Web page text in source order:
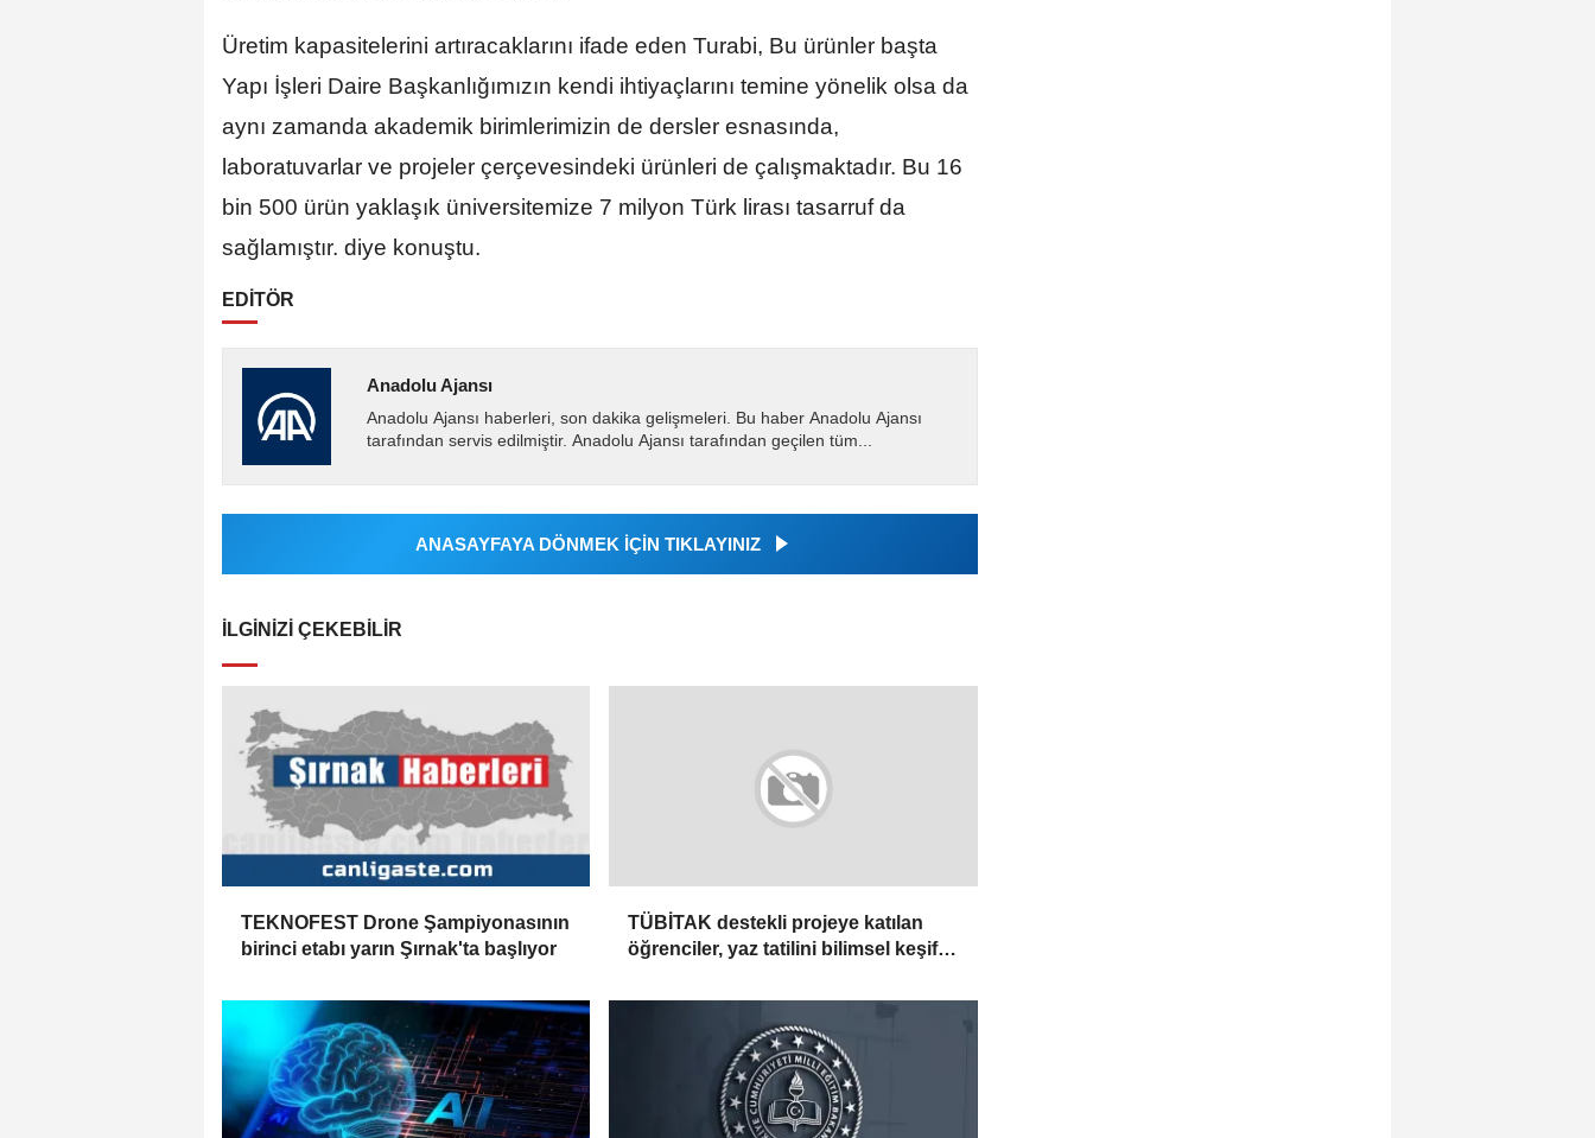
Üretim kapasitelerini artıracaklarını ifade eden Turabi, Bu ürünler başta
Yapı İşleri Daire Başkanlığımızın kendi ihtiyaçlarını temine yönelik olsa da
aynı zamanda akademik birimlerimizin de dersler esnasında,
laboratuvarlar ve projeler çerçevesindeki ürünleri de çalışmaktadır. Bu 16
bin 500 ürün yaklaşık üniversitemize 7 milyon Türk lirası tasarruf da
sağlamıştır. diye konuştu.
EDİTÖR
Anadolu Ajansı
Anadolu Ajansı haberleri, son dakika gelişmeleri. Bu haber Anadolu Ajansı
tarafından servis edilmiştir. Anadolu Ajansı tarafından geçilen tüm...
ANASAYFAYA DÖNMEK İÇİN TIKLAYINIZ
İLGINIZI ÇEKEBILIR
TEKNOFEST Drone Şampiyonasının
birinci etabı yarın Şırnak'ta başlıyor
TÜBİTAK destekli projeye katılan
öğrenciler, yaz tatilini bilimsel keşifle